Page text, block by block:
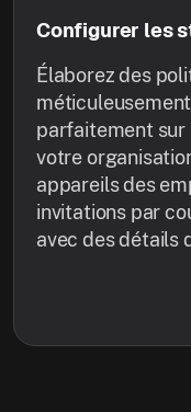
Configurer les
Élaborez des
parfaitement sur
votre
appareils des
invitations par
avec des détails